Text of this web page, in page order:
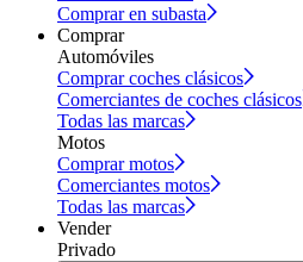
Comprar en subasta
Comprar
Automóviles
Comprar coches clásicos
Comerciantes de coches clásicos
Todas las marcas
Motos
Comprar motos
Comerciantes motos
Todas las marcas
Vender
Privado